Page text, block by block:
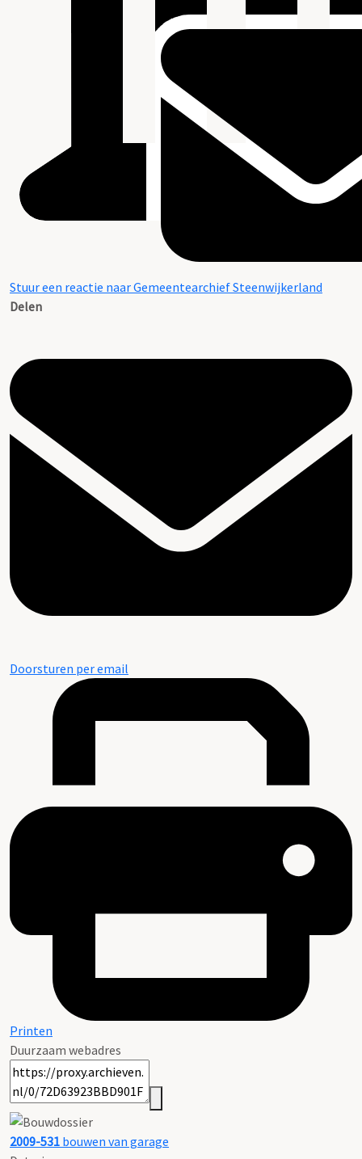
Stuur een reactie naar Gemeentearchief Steenwijkerland
Delen
Doorsturen per email
Printen
Duurzaam webadres
2009-531 bouwen van garage